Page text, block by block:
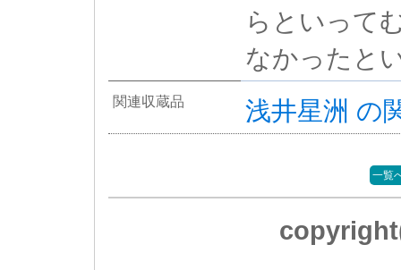
らといって
なかったと
関連収蔵品 浅井星洲 の
一覧